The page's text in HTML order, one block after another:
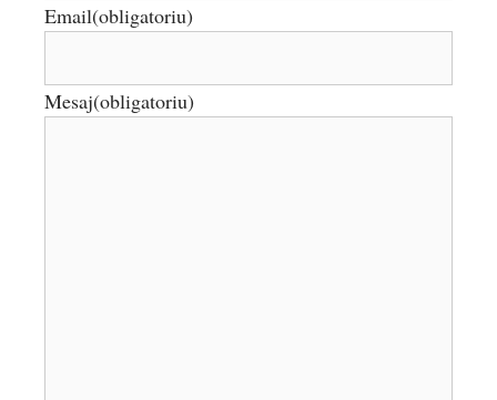
Email(obligatoriu)
Mesaj(obligatoriu)